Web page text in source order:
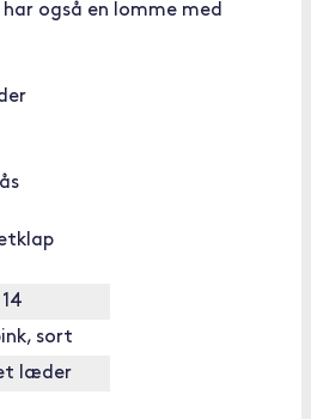
også en lomme med
sort
læder